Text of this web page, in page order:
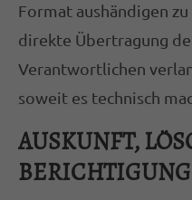
Format aushändigen
direkte Übertragung
Verantwortlichen
soweit es technisch
AUSKUNFT,
BERICHTIGUNG